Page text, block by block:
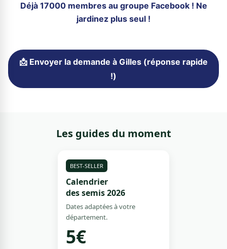
Déjà 17000 membres au groupe Facebook ! Ne
jardinez plus seul !
📩 Envoyer la demande à Gilles (réponse rapide
!)
Les guides du moment
BEST-SELLER
Calendrier
des semis 2026
Dates adaptées à votre
département.
5€